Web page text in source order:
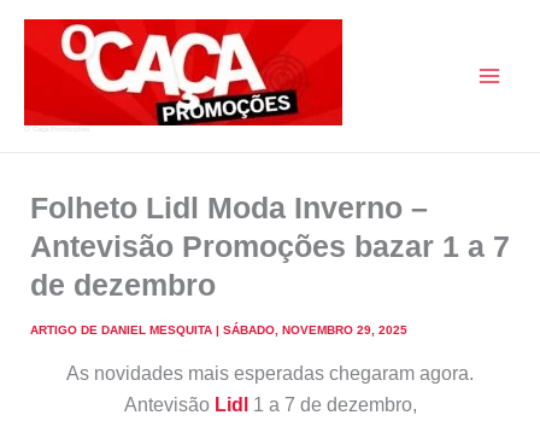
Folheto Lidl Moda Inverno –
Antevisão Promoções bazar 1 a 7
de dezembro
ARTIGO DE DANIEL MESQUITA | SÁBADO, NOVEMBRO 29, 2025
As novidades mais esperadas chegaram agora.
Antevisão Lidl 1 a 7 de dezembro,